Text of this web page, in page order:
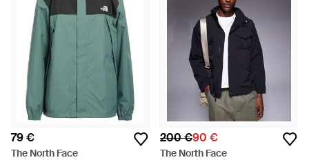
79 €
The North Face
200 €90 €
The North Face